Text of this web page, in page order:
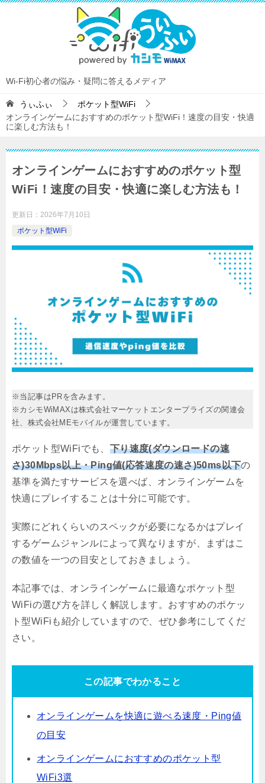
Wi-Fi初心者の悩み・疑問に答えるメディア
うぃふぃ
ポケット型WiFi
オンラインゲームにおすすめのポケット型WiFi！速度の目安・快適
に楽しむ方法も！
オンラインゲームにおすすめのポケット型
WiFi！速度の目安・快適に楽しむ方法も！
更新日： 2026年7月10日
ポケット型WiFi
※当記事はPRを含みます。
※カシモWiMAXは株式会社マーケットエンタープライズの関連会
社、株式会社MEモバイルが運営しています。
ポケット型WiFiでも、 下り速度(ダウンロードの速
さ)30Mbps以上・Ping値(応答速度の速さ)50ms以下の
基準を満たすサービスを選べば、オンラインゲームを
快適にプレイすることは十分に可能です。
実際にどれくらいのスペックが必要になるかはプレイ
するゲームジャンルによって異なりますが、まずはこ
の数値を一つの目安としておきましょう。
本記事では、オンラインゲームに最適なポケット型
WiFiの選び方を詳しく解説します。おすすめのポケッ
ト型WiFiも紹介していますので、ぜひ参考にしてくだ
さい。
この記事でわかること
オンラインゲームを快適に遊べる速度・Ping値
の目安
オンラインゲームにおすすめのポケット型
WiFi3選